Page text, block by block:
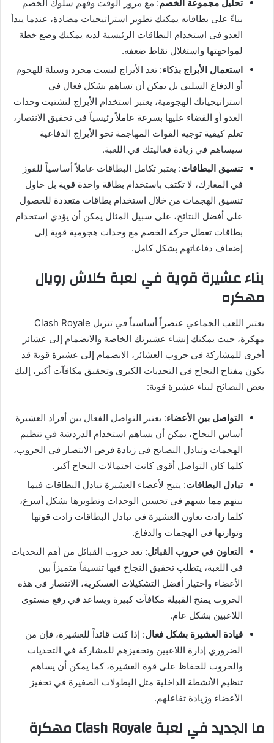
تحليل مجموعة الخصم: مع مرور الوقت وفهم سلوك الخصم
بناءً على بطاقاته يمكنك تطوير استراتيجيات مضادة، عندما يبدأ
العدو في استخدام البطاقات الرئيسية لديه يمكنك وضع خطة
لمواجهتها واستغلال نقاط ضعفه.
استعمال الأبراج بذكاء: تعد الأبراج ليست مجرد وسيلة للهجوم
أو الدفاع السلبي بل يمكن أن تساهم بشكل فعال في
استراتيجياتك الهجومية، يعتبر استخدام الأبراج لتشتيت وحدات
العدو أو القضاء عليها بسرعة عاملاً رئيسياً في تحقيق الانتصار،
تعلم كيفية توجيه القوات المهاجمة نحو الأبراج الدفاعية
سيساهم في زيادة فعاليتك في اللعبة.
تنسيق البطاقات: يعتبر تكامل البطاقات عاملاً أساسياً للفوز
في المعارك، لا تكتفِ باستخدام بطاقة واحدة قوية بل حاول
تنسيق الهجمات من خلال استخدام بطاقات متعددة للحصول
على أفضل النتائج، على سبيل المثال يمكن أن يؤدي استخدام
بطاقات تعطل حركة الخصم مع وحدات هجومية قوية إلى
إضعاف دفاعاتهم بشكل كامل.
بناء عشيرة قوية في لعبة كلاش رويال
مهكره
يعتبر اللعب الجماعي عنصراً أساسياً في تنزيل Clash Royale
مهكرة، حيث يمكنك إنشاء عشيرتك الخاصة والانضمام إلى عشائر
أخرى للمشاركة في حروب العشائر، الانضمام إلى عشيرة قوية قد
يكون مفتاح النجاح في التحديات الكبرى وتحقيق مكافآت أكبر، إليك
بعض النصائح لبناء عشيرة قوية:
التواصل بين الأعضاء: يعتبر التواصل الفعال بين أفراد العشيرة
أساس النجاح، يمكن أن يساهم استخدام الدردشة في تنظيم
الهجمات وتبادل النصائح في زيادة فرص الانتصار في الحروب،
كلما كان التواصل أقوى كانت احتمالات النجاح أكبر.
تبادل البطاقات: يتيح لأعضاء العشيرة تبادل البطاقات فيما
بينهم مما يسهم في تحسين الوحدات وتطويرها بشكل أسرع،
كلما زادت تعاون العشيرة في تبادل البطاقات زادت قوتها
وتوازنها في الهجمات والدفاع.
التعاون في حروب القبائل: تعد حروب القبائل من أهم التحديات
في اللعبة، يتطلب تحقيق النجاح فيها تنسيقاً متميزاً بين
الأعضاء واختيار أفضل التشكيلات العسكرية، الانتصار في هذه
الحروب يمنح القبيلة مكافآت كبيرة ويساعد في رفع مستوى
اللاعبين بشكل عام.
قيادة العشيرة بشكل فعال: إذا كنت قائداً للعشيرة، فإن من
الضروري إدارة اللاعبين وتحفيزهم للمشاركة في التحديات
والحروب للحفاظ على قوة العشيرة، كما يمكن أن يساهم
تنظيم الأنشطة الداخلية مثل البطولات الصغيرة في تحفيز
الأعضاء وزيادة تفاعلهم.
ما الجديد في لعبة Clash Royale مهكرة